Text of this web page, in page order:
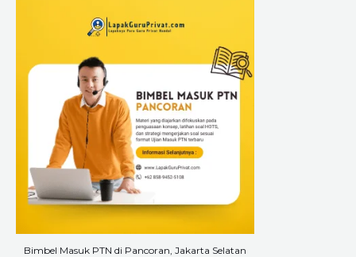
Bimbel Masuk PTN di Pancoran, Jakarta Selatan